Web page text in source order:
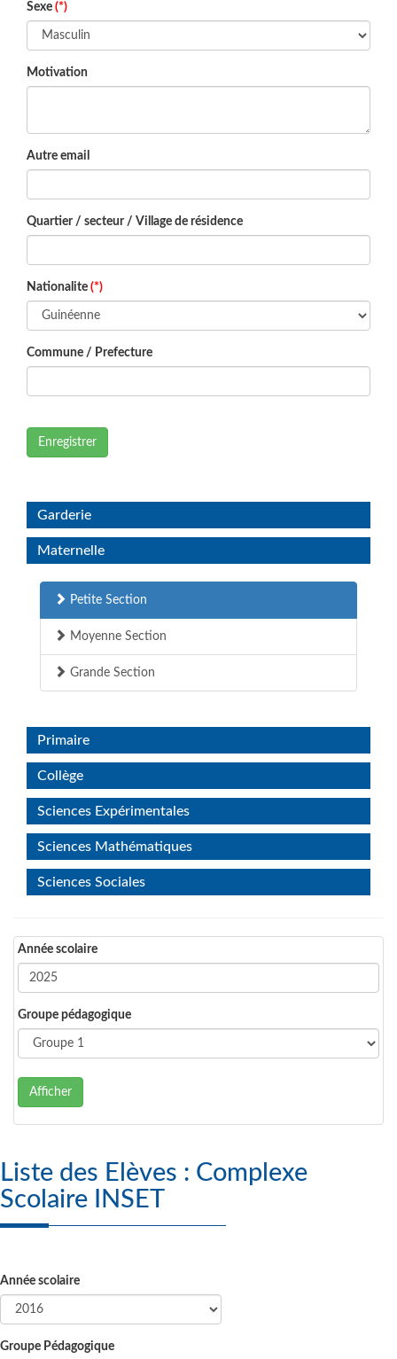
Sexe (*)
Motivation
Autre email
Quartier / secteur / Village de résidence
Nationalite (*)
Commune / Prefecture
Enregistrer
Garderie
Maternelle
Petite Section
Moyenne Section
Grande Section
Primaire
Collège
Sciences Expérimentales
Sciences Mathématiques
Sciences Sociales
Année scolaire
Groupe pédagogique
Afficher
Liste des Elèves : Complexe
Scolaire INSET
Année scolaire
Groupe Pédagogique